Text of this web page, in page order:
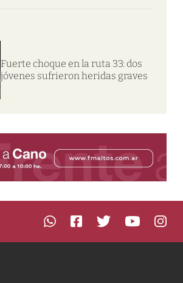
Fuerte choque en la ruta 33: dos
jóvenes sufrieron heridas graves